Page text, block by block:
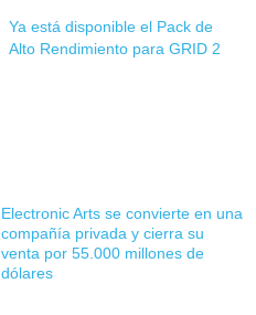
Ya está disponible el Pack de
Alto Rendimiento para GRID 2
Electronic Arts se convierte en una
compañía privada y cierra su
venta por 55.000 millones de
dólares